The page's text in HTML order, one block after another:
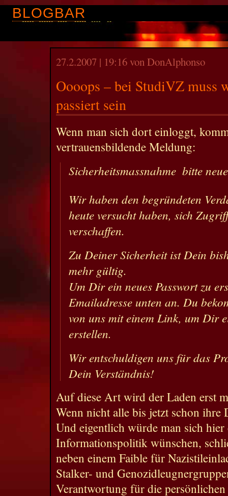
BLOGBAR
27.2.2007 | 19:16 von DonAlphonso
Oooops – bei StudiVZ muss
passiert sein
Wenn man sich dort einloggt,
vertrauensbildende Meldung:
Sicherheitsmassnahme  bitte
Wir haben den begründeten
heute versucht haben, sich
verschaffen.
Zu Deiner Sicherheit ist Dein
mehr gültig.
Um Dir ein neues Passwort zu
Emailadresse unten an. Du
von uns mit einem Link, um Dir
erstellen.
Wir entschuldigen uns für das
Dein Verständnis!
Auf diese Art wird der Laden erst
Wenn nicht alle bis jetzt schon ihre
Und eigentlich würde man sich hier
Informationspolitik wünschen,
neben einem Faible für
Stalker- und
Verantwortung für die